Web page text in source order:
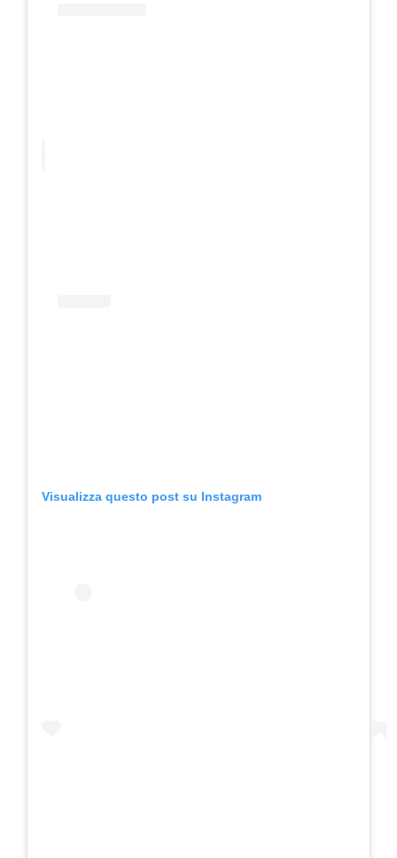
Visualizza questo post su Instagram